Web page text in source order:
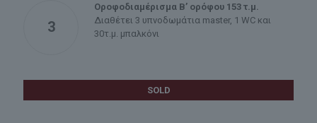
3
Οροφοδιαμέρισμα Β’ ορόφου 153 τ.μ.
Διαθέτει 3 υπνοδωμάτια master, 1 WC και
30τ.μ. μπαλκόνι
SOLD